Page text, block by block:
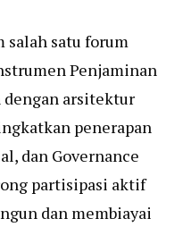
salah satu forum
Penjaminan
dengan arsitektur
penerapan
dan Governance
partisipasi aktif
dan membiayai